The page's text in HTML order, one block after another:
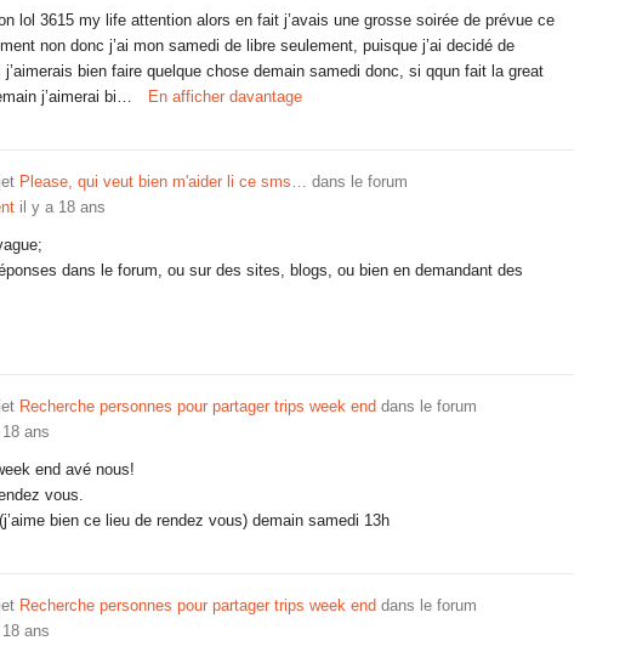
lol 3615 my life attention alors en fait j’avais une grosse soirée de prévue ce
non donc j’ai mon samedi de libre seulement, puisque j’ai decidé de
bien faire quelque chose demain samedi donc, si qqun fait la great
j’aimerai bi…
En afficher davantage
Please, qui veut bien m'aider li ce sms… dans le forum
il y a 18 ans
dans le forum, ou sur des sites, blogs, ou bien en demandant des
Recherche personnes pour partager trips week end dans le forum
ans
end avé nous!
vous.
bien ce lieu de rendez vous) demain samedi 13h
Recherche personnes pour partager trips week end dans le forum
ans